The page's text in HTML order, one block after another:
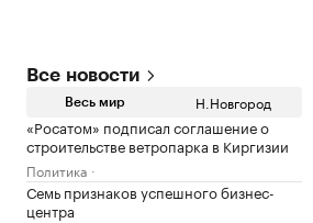
Все новости
Весь мир Н.Новгород
«Росатом» подписал соглашение о
строительстве ветропарка в Киргизии
Политика
Семь признаков успешного бизнес-
центра